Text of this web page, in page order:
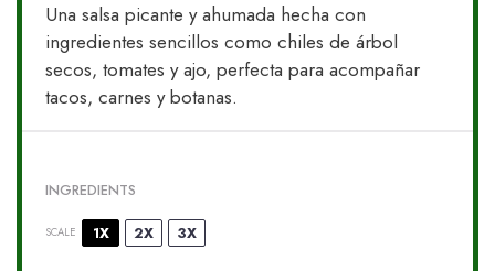
Una salsa picante y ahumada hecha con
ingredientes sencillos como chiles de árbol
secos, tomates y ajo, perfecta para acompañar
tacos, carnes y botanas.
INGREDIENTS
SCALE 1X 2X 3X